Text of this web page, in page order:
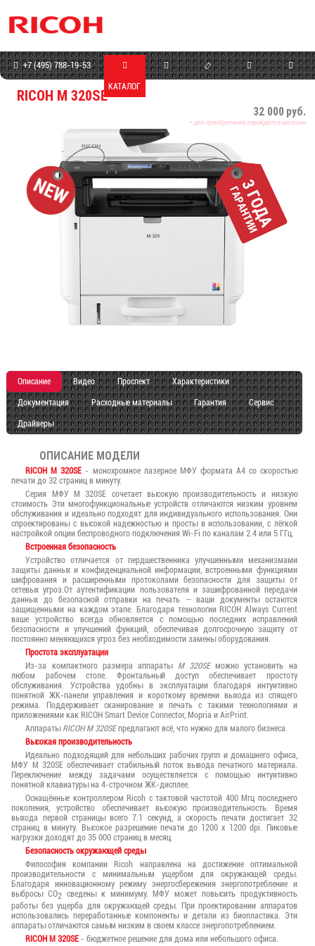
+7 (495) 788-19-53
КАТАЛОГ
RICOH M 320SE
32 000 руб.
* для приобретения перейдите в магазин
Описание Видео Проспект Характеристики
Документация Расходные материалы Гарантия Сервис
Драйверы
ОПИСАНИЕ МОДЕЛИ
RICOH M 320SE - монохромное лазерное МФУ формата A4 со скоростью
печати до 32 страниц в минуту.
Серия МФУ M 320SE сочетает высокую производительность и низкую
стоимость Эти многофункциональные устройств отличаются низким уровнем
обслуживания и идеально подходят для индивидуального использования. Они
спроектированы с высокой надежностью и просты в использовании, с лёгкой
настройкой опции беспроводного подключения Wi-Fi по каналам 2.4 или 5 ГГц.
Встроенная безопасность
Устройство отличается от пердшественника улучшенными механизмами
защиты данных и конфиденциальной информации, встроенными функциями
шифрования и расширенными протоколами безопасности для защиты от
сетевых угроз.От аутентификации пользователя и зашифрованной передачи
данных до безопасной отправки на печать — ваши документы остаются
защищенными на каждом этапе. Благодаря технологии RICOH Always Current
ваше устройство всегда обновляется с помощью последних исправлений
безопасности и улучшений функций, обеспечивая долгосрочную защиту от
постоянно меняющихся угроз без необходимости замены оборудования.
Простота эксплуатации
Из-за компактного размера аппараты M 320SEможно установить на
любом рабочем столе. Фронтальный доступ обеспечивает простоту
обслуживания. Устройства удобны в эксплуатации благодаря интуитивно
понятной ЖК-панели управления и короткому времени выхода из спящего
режима. Поддерживает сканирование и печать с такими технологиями и
приложениями как RICOH Smart Device Connector, Mopria и AirPrint.
Аппараты RICOH M 320SEпредлагают всё, что нужно для малого бизнеса.
Высокая производительность
Идеально подходящий для небольших рабочих групп и домашнего офиса,
МФУ M 320SE обеспечивает стабильный поток вывода печатного материала.
Переключение между задачами осуществляется с помощью интуитивно
понятной клавиатуры на 4-строчном ЖК-дисплее.
Оснащённые контроллером Ricoh с тактовой частотой 400 Мгц последнего
поколения, устройство обеспечивает высокую производительность. Время
выхода первой страницы всего 7.1 секунд, а скорость печати достигает 32
страниц в минуту. Высокое разрешение печати до 1200 x 1200 dpi. Пиковые
нагрузки доходят до 35 000 страниц в месяц.
Безопасность окружающей среды
Философия компании Ricoh направлена на достижение оптимальной
производительности с минимальным ущербом для окружающей среды.
Благодаря инновационному режиму энергосбережения энергопотребление и
выбросы CO2 сведены к минимуму. МФУ может повысить продуктивность
работы без ущерба для окружающей среды. При проектировании аппаратов
использовались переработанные компоненты и детали из биопластика. Эти
аппараты отличаются самым низким в своем классе энергопотреблением.
RICOH M 320SE - бюджетное решение для дома или небольшого офиса.